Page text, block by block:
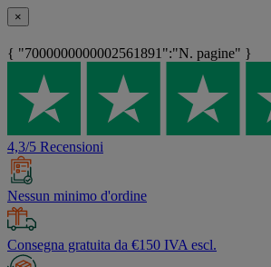
×
{ "7000000000002561891":"N. pagine" }
4,3/5 Recensioni
Nessun minimo d'ordine
Consegna gratuita da €150 IVA escl.